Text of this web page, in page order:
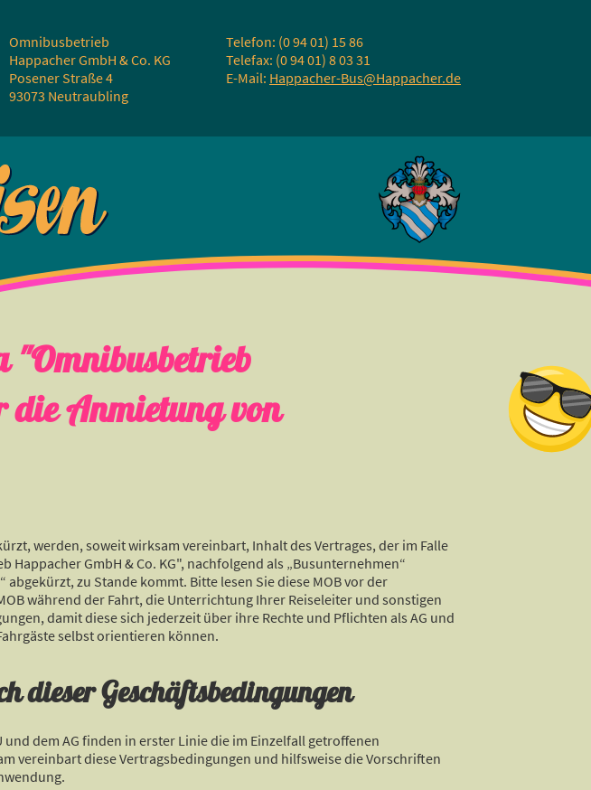
Omnibusbetrieb
Happacher GmbH & Co. KG
Posener Straße 4
93073 Neutraubling
Telefon: (0 94 01) 15 86
Telefax: (0 94 01) 8 03 31
E-Mail: Happacher-Bus@Happacher.de
"Omnibusbetrieb
die Anmietung von
werden, soweit wirksam vereinbart, Inhalt des Vertrages, der im Falle
GmbH & Co. KG", nachfolgend als „Busunternehmen“
zu Stande kommt. Bitte lesen Sie diese MOB vor der
während der Fahrt, die Unterrichtung Ihrer Reiseleiter und sonstigen
damit diese sich jederzeit über ihre Rechte und Pflichten als AG und
selbst orientieren können.
dieser Geschäftsbedingungen
dem AG finden in erster Linie die im Einzelfall getroffenen
vereinbart diese Vertragsbedingungen und hilfsweise die Vorschriften